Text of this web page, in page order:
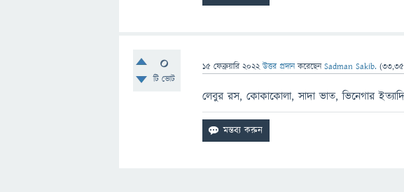
0
টি ভোট
15 ফেব্রুয়ারি 2022 উত্তর প্রদান করেছেনSadman Sakib. (
লেবুর রস, কোকাকোলা, সাদা ভাত, ভিনেগার